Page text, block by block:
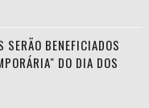
BENEFICIADOS
DO DIA DOS